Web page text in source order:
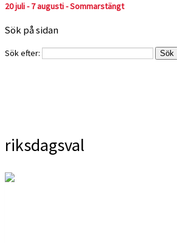
20 juli - 7 augusti - Sommarstängt
Sök på sidan
Sök efter:
riksdagsval